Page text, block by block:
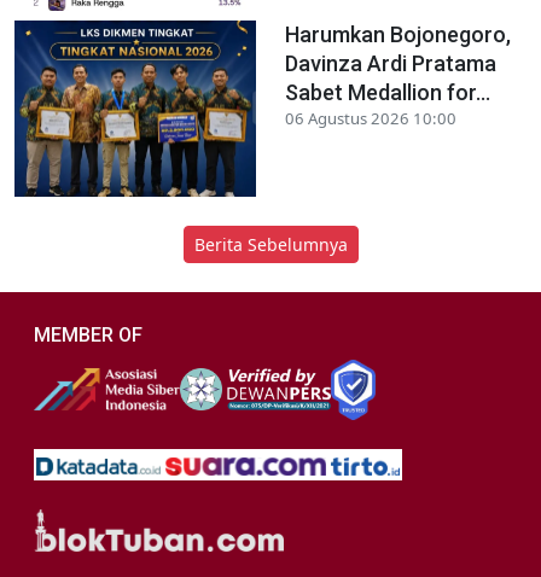
Harumkan Bojonegoro,
Davinza Ardi Pratama
Sabet Medallion for...
06 Agustus 2026 10:00
Berita Sebelumnya
MEMBER OF